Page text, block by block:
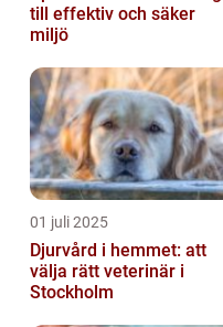
till effektiv och säker
miljö
01 juli 2025
Djurvård i hemmet: att
välja rätt veterinär i
Stockholm